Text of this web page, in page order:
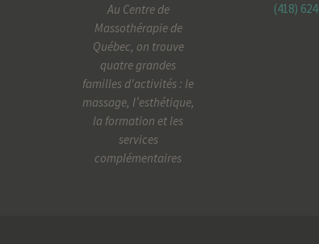
Au Centre de
Massothérapie de
Québec, on trouve
quatre grandes
familles d'activités : le
massage, l’esthétique,
la formation et les
services
complémentaires
(418)